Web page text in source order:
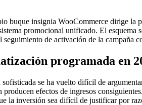
insignia WooCommerce dirige la
promocional unificado. El esquema
de activación de la campaña
programada en
se ha vuelto difícil de
efectos de ingresos
la inversión sea difícil de justificar por